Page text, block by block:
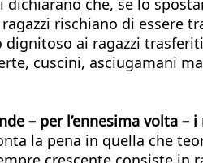
dichiarano che, se lo
rischiano di
ai ragazzi
cuscini, asciugamani
– per l’ennesima volta
la pena in quella che